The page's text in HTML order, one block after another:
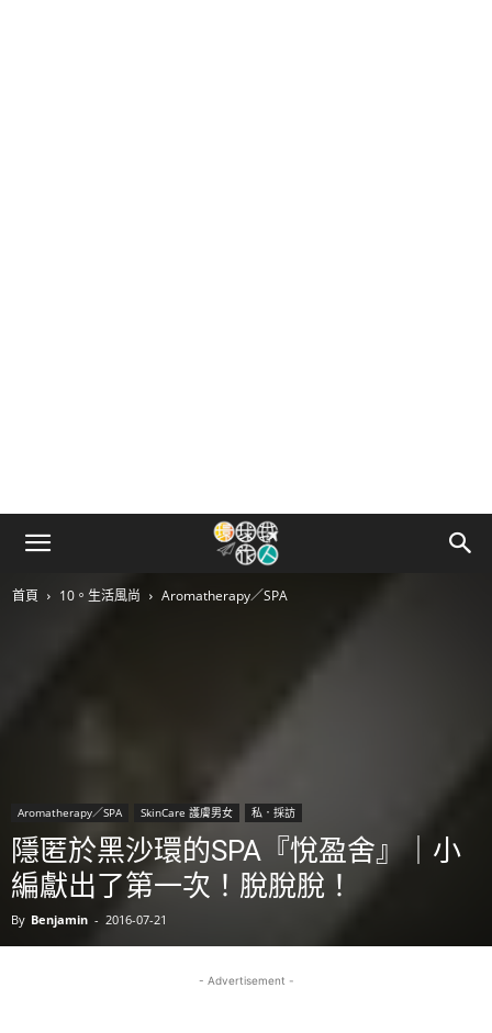
首頁 10。生活風尚 Aromatherapy／SPA
Aromatherapy／SPA SkinCare 護膚男女 私．採訪
隱匿於黑沙環的SPA『悅盈舍』｜小
編獻出了第一次！脫脫脫！
By Benjamin - 2016-07-21
- Advertisement -